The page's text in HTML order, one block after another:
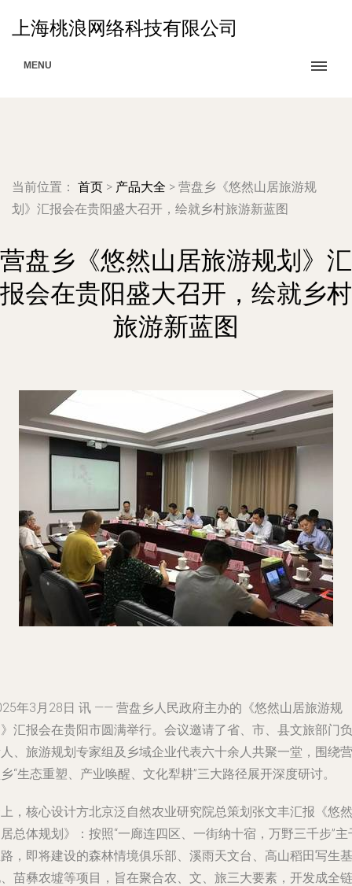
上海桃浪网络科技有限公司
MENU
当前位置： 首页 > 产品大全 > 营盘乡《悠然山居旅游规
划》汇报会在贵阳盛大召开，绘就乡村旅游新蓝图
营盘乡《悠然山居旅游规划》汇
报会在贵阳盛大召开，绘就乡村
旅游新蓝图
年3月28日 讯 —— 营盘乡人民政府主办的《悠然山居旅游规
汇报会在贵阳市圆满举行。会议邀请了省、市、县文旅部门负
、旅游规划专家组及乡域企业代表六十余人共聚一堂，围绕营
“生态重塑、产业唤醒、文化犁耕”三大路径展开深度研讨。
，核心设计方北京泛自然农业研究院总策划张文丰汇报《悠然
总体规划》：按照“一廊连四区、一街纳十宿，万野三千步”主
，即将建设的森林情境俱乐部、溪雨天文台、高山稻田写生基
苗彝农墟等项目，旨在聚合农、文、旅三大要素，开发成全链